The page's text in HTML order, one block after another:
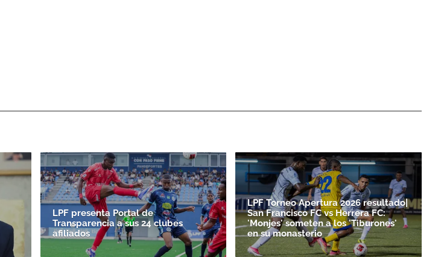
LPF presenta Portal de
Transparencia a sus 24 clubes
afiliados
LPF Torneo Apertura 2026 resultado|
San Francisco FC vs Herrera FC:
'Monjes' someten a los 'Tiburones'
en su monasterio